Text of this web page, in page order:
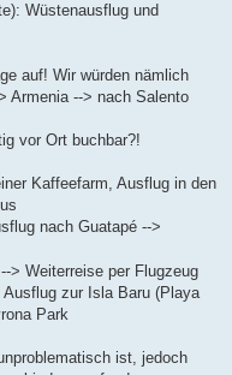
Wüstenausflug und
auf! Wir würden nämlich
Armenia --> nach Salento
vor Ort buchbar?!
Kaffeefarm, Ausflug in den
nach Guatapé -->
--> Weiterreise per Flugzeug
Ausflug zur Isla Baru (Playa
Park
ist, jedoch